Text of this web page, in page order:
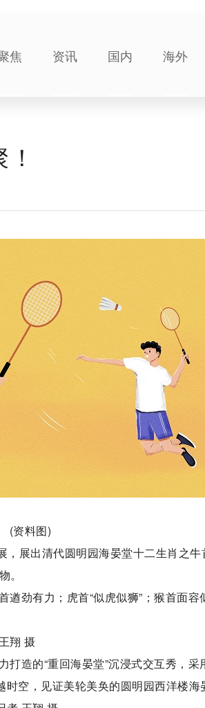
焦 资讯 国内 海外
(资料图)
展出清代圆明园海晏堂十二生肖之
劲有力；虎首“似虎似狮”；猴首面容
翔 摄
造的“重回海晏堂”沉浸式交互秀，
空，见证美轮美奂的圆明园西洋楼海